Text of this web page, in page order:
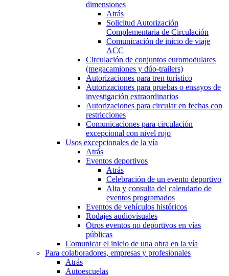
dimensiones
Atrás
Solicitud Autorización
Complementaria de Circulación
Comunicación de inicio de viaje
ACC
Circulación de conjuntos euromodulares
(megacamiones y dúo-trailers)
Autorizaciones para tren turístico
Autorizaciones para pruebas o ensayos de
investigación extraordinarios
Autorizaciones para circular en fechas con
restricciones
Comunicaciones para circulación
excepcional con nivel rojo
Usos excepcionales de la vía
Atrás
Eventos deportivos
Atrás
Celebración de un evento deportivo
Alta y consulta del calendario de
eventos programados
Eventos de vehículos históricos
Rodajes audiovisuales
Otros eventos no deportivos en vías
públicas
Comunicar el inicio de una obra en la vía
Para colaboradores, empresas y profesionales
Atrás
Autoescuelas